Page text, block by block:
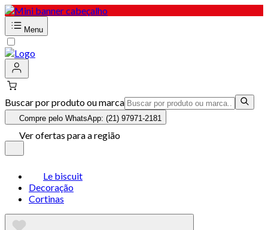
Menu
Buscar por produto ou marca
Compre pelo WhatsApp: (21) 97971-2181
Ver ofertas para a região
Le biscuit
Decoração
Cortinas